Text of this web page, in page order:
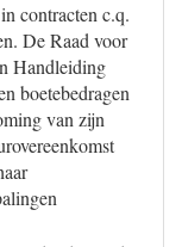
contracten c.q.
De Raad voor
Handleiding
boetebedragen
van zijn